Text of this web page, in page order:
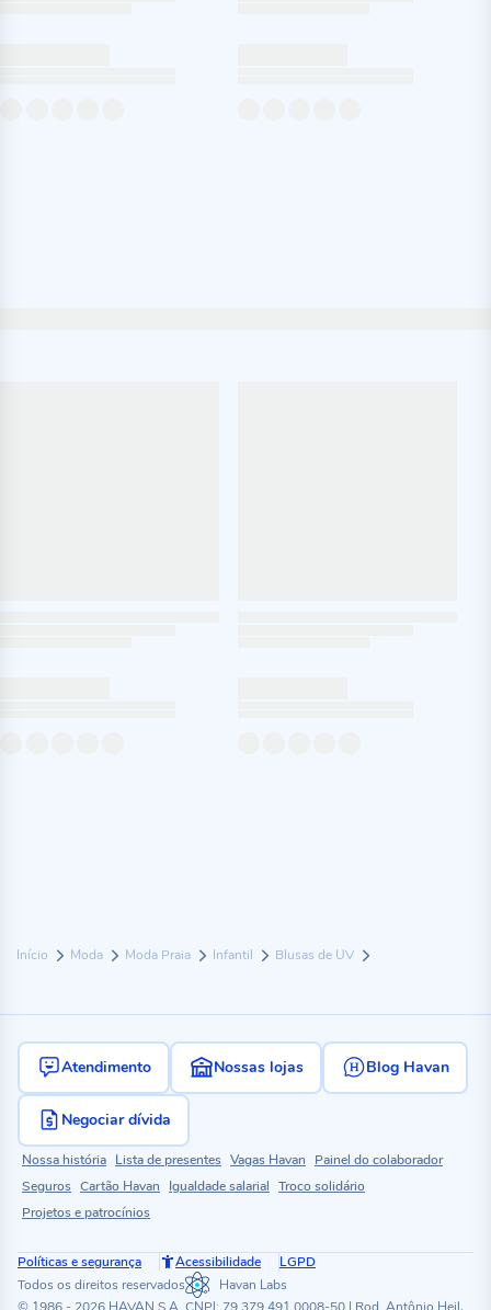
Início Moda Moda Praia Infantil Blusas de UV
Atendimento Nossas lojas Blog Havan
Negociar dívida
Nossa história Lista de presentes Vagas Havan
Painel do colaborador
Seguros Cartão Havan Igualdade salarial Troco solidário
Projetos e patrocínios
Políticas e segurança Acessibilidade
LGPD
Todos os direitos reservados
Havan Labs